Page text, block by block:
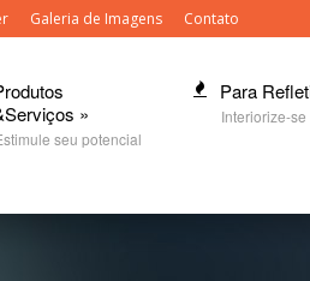
Galeria de Imagens Contato
»
seu potencial
Para
Interiorize-se